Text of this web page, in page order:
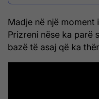
Madje në një moment
Prizreni nëse ka parë
bazë të asaj që ka